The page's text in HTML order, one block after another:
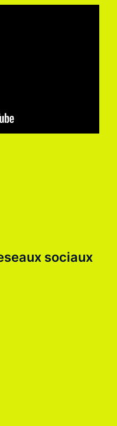
sociaux